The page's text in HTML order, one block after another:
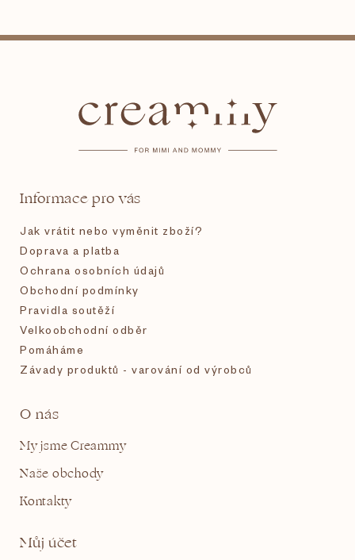
Informace pro vás
Jak vrátit nebo vyměnit zboží?
Doprava a platba
Ochrana osobních údajů
Obchodní podmínky
Pravidla soutěží
Velkoobchodní odběr
Pomáháme
Závady produktů - varování od výrobců
O nás
My jsme Creammy
Naše obchody
Kontakty
Můj účet